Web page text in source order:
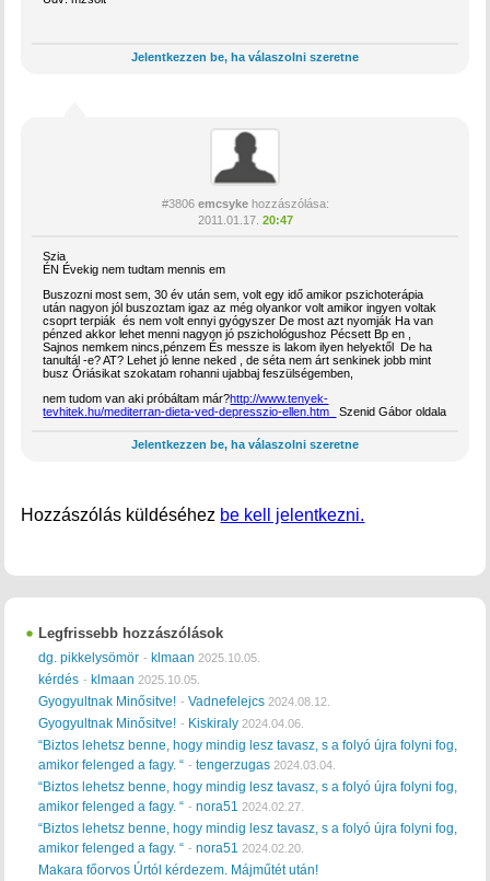
Jelentkezzen be, ha válaszolni szeretne
#3806 emcsykehozzászólása:
2011.01.17. 20:47
Szia
ÉN Évekig nem tudtam mennis em
Buszozni most sem, 30 év után sem, volt egy idő amikor pszichoterápia
után nagyon jól buszoztam igaz az még olyankor volt amikor ingyen voltak
csoprt terpiák és nem volt ennyi gyógyszer De most azt nyomják Ha van
pénzed akkor lehet menni nagyon jó pszichológushoz Pécsett Bp en ,
Sajnos nemkem nincs,pénzem És messze is lakom ilyen helyektől De ha
tanultál -e? AT? Lehet jó lenne neked , de séta nem árt senkinek jobb mint
busz Óriásikat szokatam rohanni ujabbaj feszülségemben,
nem tudom van aki próbáltam már?http://www.tenyek-
tevhitek.hu/mediterran-dieta-ved-depresszio-ellen.htm
Szenid Gábor oldala
Jelentkezzen be, ha válaszolni szeretne
Hozzászólás küldéséhez be kell jelentkezni.
Legfrissebb hozzászólások
dg. pikkelysömör - klmaan 2025.10.05.
kérdés - klmaan 2025.10.05.
Gyogyultnak Minősitve! -Vadnefelejcs 2024.08.12.
Gyogyultnak Minősitve! - Kiskiraly 2024.04.06.
“Biztos lehetsz benne, hogy mindig lesz tavasz, s a folyó újra folyni fog,
amikor felenged a fagy. “ -tengerzugas 2024.03.04.
“Biztos lehetsz benne, hogy mindig lesz tavasz, s a folyó újra folyni fog,
amikor felenged a fagy. “ -nora51 2024.02.27.
“Biztos lehetsz benne, hogy mindig lesz tavasz, s a folyó újra folyni fog,
amikor felenged a fagy. “ -nora51 2024.02.20.
Makara főorvos Úrtól kérdezem. Májműtét után!